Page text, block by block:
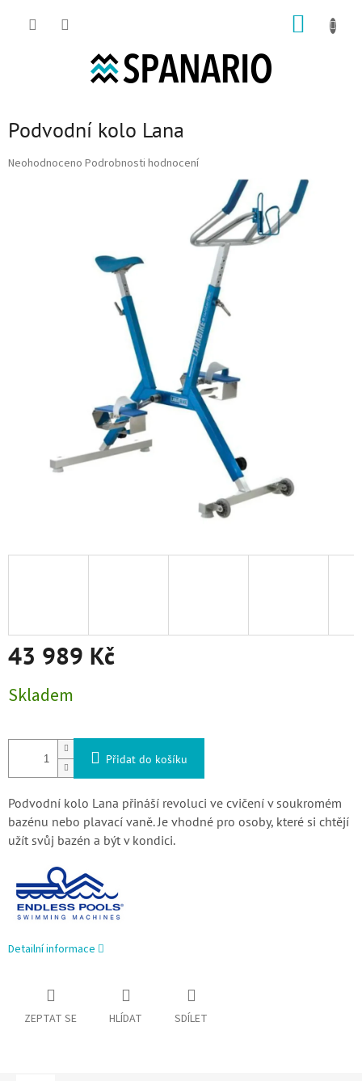
Podvodní kolo Lana
Průměrné hodnocení produktu je 0,0 z 5 hvězdiček.
Neohodnoceno Podrobnosti hodnocení
43 989 Kč
Skladem
Přidat do košíku
Podvodní kolo Lana přináší revoluci ve cvičení v soukromém
bazénu nebo plavací vaně.Je vhodné pro osoby, které si chtějí
užít svůj bazén a být v kondici.
Detailní informace
ZEPTAT SE HLÍDAT SDÍLET